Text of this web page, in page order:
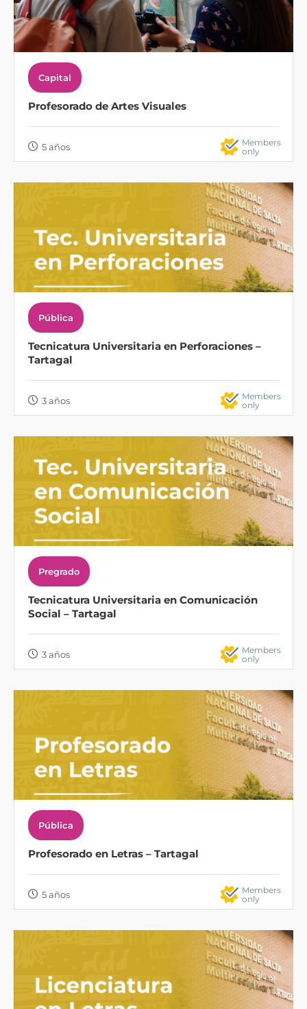
Capital
Profesorado de Artes Visuales
5 años
Members
only
Pública
Tecnicatura Universitaria en Perforaciones –
Tartagal
3 años
Members
only
Pregrado
Tecnicatura Universitaria en Comunicación
Social – Tartagal
3 años
Members
only
Pública
Profesorado en Letras – Tartagal
5 años
Members
only